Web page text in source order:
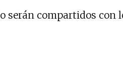
serán compartidos